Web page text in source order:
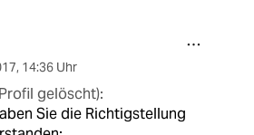
, 14:36 Uhr
gelöscht):
Sie die Richtigstellung